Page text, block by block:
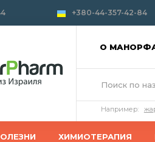
+380-44-357-42-84
О
Например:
ХИМИОТЕРАПИЯ